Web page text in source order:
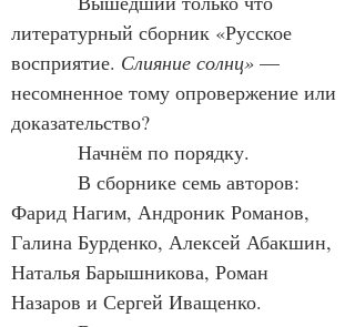
литературный сборник «Русское
восприятие. Слияние солнц» —
несомненное тому опровержение или
доказательство?
            Начнём по порядку.
Фарид Нагим, Андроник Романов,
Галина Бурденко, Алексей Абакшин,
Наталья Барышникова, Роман
Назаров и Сергей Иващенко.